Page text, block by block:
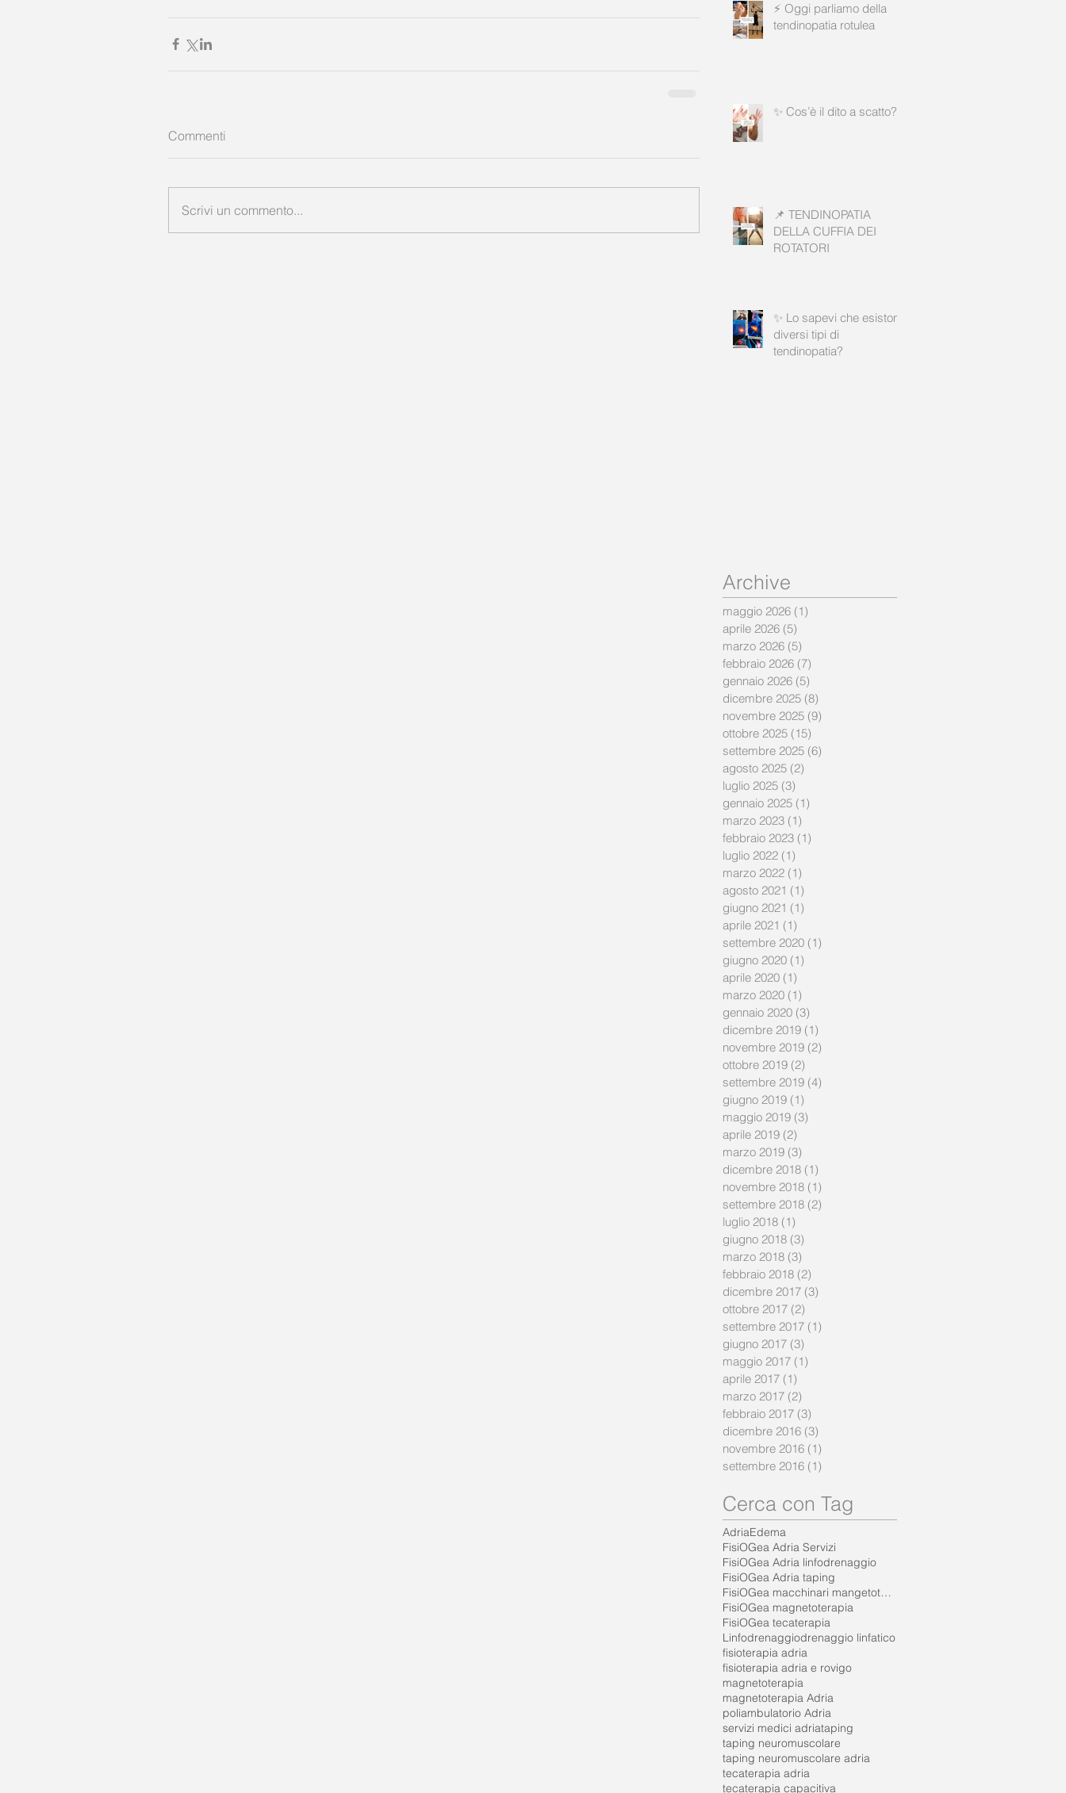
Commenti
Scrivi un commento...
⚡ Oggi parliamo della
tendinopatia rotulea
✨ Cos’è il dito a scatto?
📌 TENDINOPATIA
DELLA CUFFIA DEI
ROTATORI
✨ Lo sapevi che esistono
diversi tipi di
tendinopatia?
Archive
maggio 2026 (1)
aprile 2026 (5)
marzo 2026 (5)
febbraio 2026 (7)
gennaio 2026 (5)
dicembre 2025 (8)
novembre 2025 (9)
ottobre 2025 (15)
settembre 2025 (6)
agosto 2025 (2)
luglio 2025 (3)
gennaio 2025 (1)
marzo 2023 (1)
febbraio 2023 (1)
luglio 2022 (1)
marzo 2022 (1)
agosto 2021 (1)
giugno 2021 (1)
aprile 2021 (1)
settembre 2020 (1)
giugno 2020 (1)
aprile 2020 (1)
marzo 2020 (1)
gennaio 2020 (3)
dicembre 2019 (1)
novembre 2019 (2)
ottobre 2019 (2)
settembre 2019 (4)
giugno 2019 (1)
maggio 2019 (3)
aprile 2019 (2)
marzo 2019 (3)
dicembre 2018 (1)
novembre 2018 (1)
settembre 2018 (2)
luglio 2018 (1)
giugno 2018 (3)
marzo 2018 (3)
febbraio 2018 (2)
dicembre 2017 (3)
ottobre 2017 (2)
settembre 2017 (1)
giugno 2017 (3)
maggio 2017 (1)
aprile 2017 (1)
marzo 2017 (2)
febbraio 2017 (3)
dicembre 2016 (3)
novembre 2016 (1)
settembre 2016 (1)
Cerca con Tag
AdriaEdema
FisiOGea Adria Servizi
FisiOGea Adria linfodrenaggio
FisiOGea Adria taping
FisiOGea macchinari mangetoterapia
FisiOGea magnetoterapia
FisiOGea tecaterapia
Linfodrenaggiodrenaggio linfatico
fisioterapia adria
fisioterapia adria e rovigo
magnetoterapia
magnetoterapia Adria
poliambulatorio Adria
servizi medici adriataping
taping neuromuscolare
taping neuromuscolare adria
tecaterapia adria
tecaterapia capacitiva